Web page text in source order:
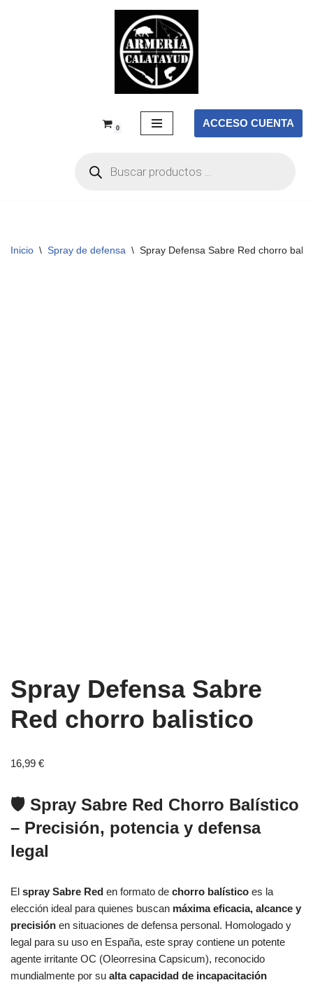
0 ACCESO CUENTA
Inicio \ Spray de defensa \ Spray Defensa Sabre Red chorro
Spray Defensa Sabre
Red chorro balistico
16,99 €
🛡️ Spray Sabre Red Chorro Balístico
– Precisión, potencia y defensa
legal
El spray Sabre Red en formato de chorro balístico es la
elección ideal para quienes buscan máxima eficacia, alcance y
precisión en situaciones de defensa personal. Homologado y
legal para su uso en España, este spray contiene un potente
agente irritante OC (Oleorresina Capsicum), reconocido
mundialmente por su alta capacidad de incapacitación